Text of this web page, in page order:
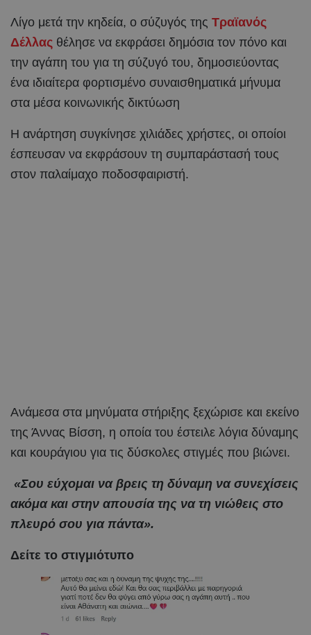
Λίγο μετά την κηδεία, ο σύζυγός της Τραϊανός
Δέλλας θέλησε να εκφράσει δημόσια τον πόνο και
την αγάπη του για τη σύζυγό του, δημοσιεύοντας
ένα ιδιαίτερα φορτισμένο συναισθηματικά μήνυμα
στα μέσα κοινωνικής δικτύωση
Η ανάρτηση συγκίνησε χιλιάδες χρήστες, οι οποίοι
έσπευσαν να εκφράσουν τη συμπαράστασή τους
στον παλαίμαχο ποδοσφαιριστή.
Ανάμεσα στα μηνύματα στήριξης ξεχώρισε και εκείνο
της Άννας Βίσση, η οποία του έστειλε λόγια δύναμης
και κουράγιου για τις δύσκολες στιγμές που βιώνει.
«Σου εύχομαι να βρεις τη δύναμη να συνεχίσεις
ακόμα και στην απουσία της να τη νιώθεις στο
πλευρό σου για πάντα».
Δείτε το στιγμιότυπο